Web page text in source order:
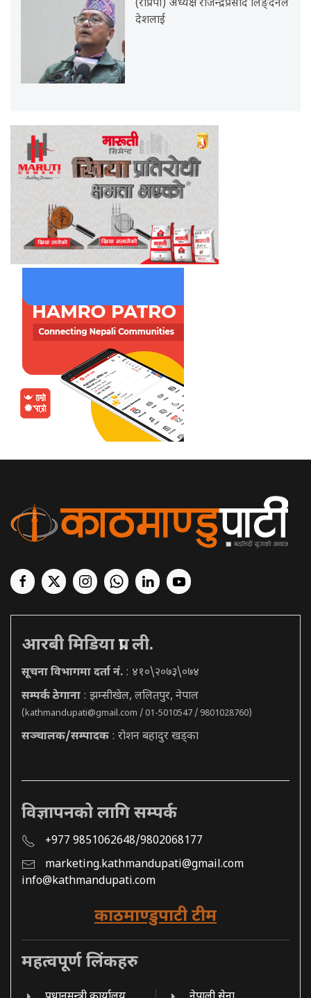
(राप्रपा) अध्यक्ष राजेन्द्रप्रसाद लिङ्देनले
देशलाई
आरबी मिडिया प्रा. ली.
सूचना विभागमा दर्ता नं. : ४१०\२०७३\०७४
सम्पर्क ठेगाना : झम्सीखेल, ललितपुर, नेपाल
(kathmandupati@gmail.com / 01-5010547 / 9801028760)
सञ्चालक/सम्पादक : रोशन बहादुर खड्का
विज्ञापनको लागि सम्पर्क
+977 9851062648/9802068177
marketing.kathmandupati@gmail.com
info@kathmandupati.com
काठमाण्डुपाटी टीम
महत्वपूर्ण लिंकहरु